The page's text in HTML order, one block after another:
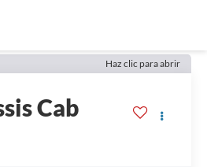
Haz clic para abrir
Cab